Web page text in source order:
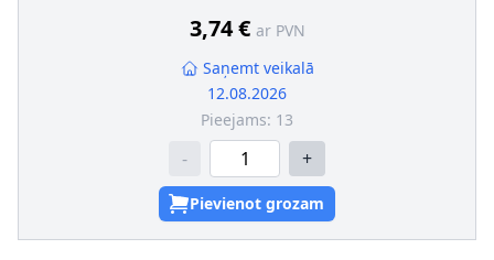
3,74 € ar PVN
Saņemt veikalā
12.08.2026
Pieejams: 13
- +
Pievienot grozam